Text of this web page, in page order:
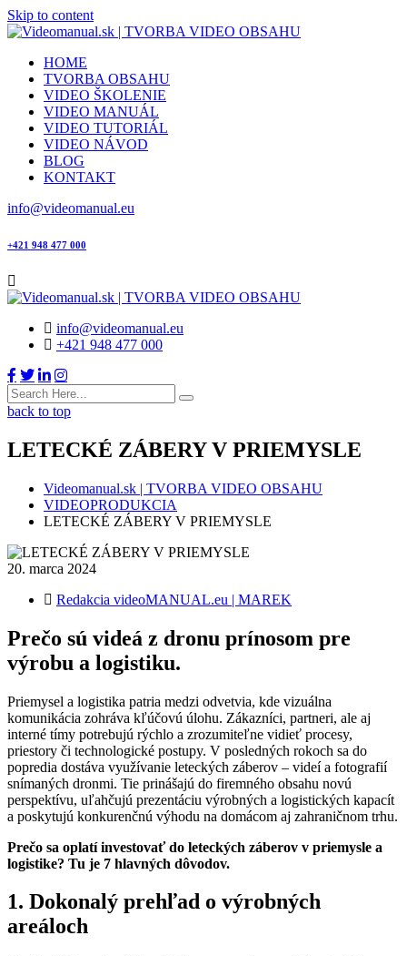
Skip to content
HOME
TVORBA OBSAHU
VIDEO ŠKOLENIE
VIDEO MANUÁL
VIDEO TUTORIÁL
VIDEO NÁVOD
BLOG
KONTAKT
info@videomanual.eu
+421 948 477 000
info@videomanual.eu
+421 948 477 000
back to top
LETECKÉ ZÁBERY V PRIEMYSLE
Videomanual.sk | TVORBA VIDEO OBSAHU
VIDEOPRODUKCIA
LETECKÉ ZÁBERY V PRIEMYSLE
20. marca 2024
Redakcia videoMANUAL.eu | MAREK
Prečo sú videá z dronu prínosom pre
výrobu a logistiku.
Priemysel a logistika patria medzi odvetvia, kde vizuálna
komunikácia zohráva kľúčovú úlohu. Zákazníci, partneri, ale aj
interné tímy potrebujú rýchlo a zrozumiteľne vidieť procesy,
priestory či technologické postupy. V posledných rokoch sa do
popredia dostáva využívanie leteckých záberov – videí a fotografií
snímaných dronmi. Tie prinášajú do firemného obsahu novú
perspektívu, uľahčujú prezentáciu výrobných a logistických kapacít
a poskytujú konkurenčnú výhodu na domácom aj zahraničnom trhu.
Prečo sa oplatí investovať do leteckých záberov v priemysle a
logistike? Tu je 7 hlavných dôvodov.
1. Dokonalý prehľad o výrobných
areáloch